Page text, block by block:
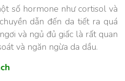
số hormone như cortisol và
dẫn đến da tiết ra quá
và ngủ đủ giấc là rất quan
và ngăn ngừa da dầu.